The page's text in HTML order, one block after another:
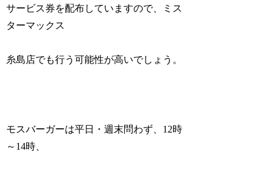
サービス券を配布していますので、ミス
ターマックス
糸島店でも行う可能性が高いでしょう。
モスバーガーは平日・週末問わず、12時
～14時、